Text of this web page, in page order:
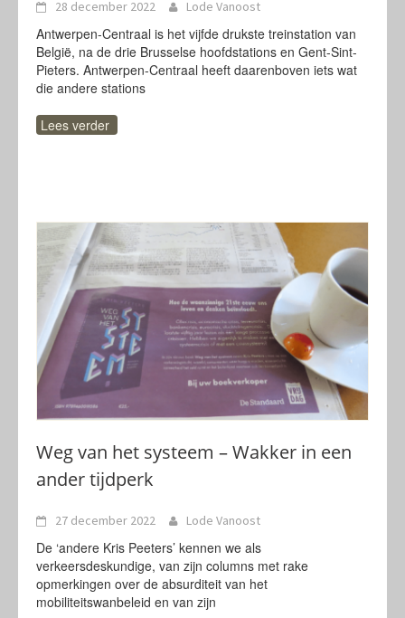
28 december 2022 Lode Vanoost
Antwerpen-Centraal is het vijfde drukste treinstation van
België, na de drie Brusselse hoofdstations en Gent-Sint-
Pieters. Antwerpen-Centraal heeft daarenboven iets wat
die andere stations
Lees verder
Weg van het systeem – Wakker in een
ander tijdperk
27 december 2022 Lode Vanoost
De ‘andere Kris Peeters’ kennen we als
verkeersdeskundige, van zijn columns met rake
opmerkingen over de absurditeit van het
mobiliteitswanbeleid en van zijn